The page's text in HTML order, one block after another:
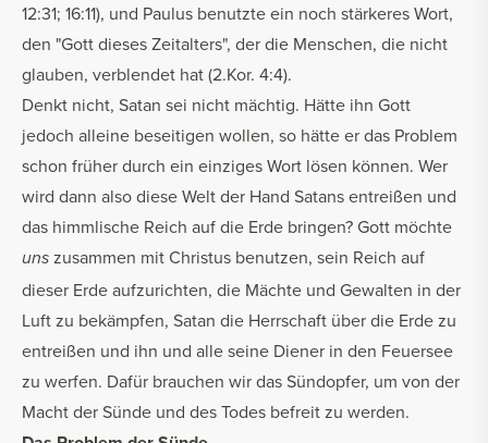
12:31; 16:11), und Paulus benutzte ein noch stärkeres Wort,
den "Gott dieses Zeitalters", der die Menschen, die nicht
glauben, verblendet hat (2.Kor. 4:4).
Denkt nicht, Satan sei nicht mächtig. Hätte ihn Gott
jedoch alleine beseitigen wollen, so hätte er das Problem
schon früher durch ein einziges Wort lösen können. Wer
wird dann also diese Welt der Hand Satans entreißen und
das himmlische Reich auf die Erde bringen? Gott möchte
uns zusammen mit Christus benutzen, sein Reich auf
dieser Erde aufzurichten, die Mächte und Gewalten in der
Luft zu bekämpfen, Satan die Herrschaft über die Erde zu
entreißen und ihn und alle seine Diener in den Feuersee
zu werfen. Dafür brauchen wir das Sündopfer, um von der
Macht der Sünde und des Todes befreit zu werden.